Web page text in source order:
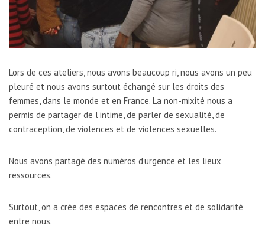
Lors de ces ateliers, nous avons beaucoup ri, nous avons un peu
pleuré et nous avons surtout échangé sur les droits des
femmes, dans le monde et en France. La non-mixité nous a
permis de partager de l’intime, de parler de sexualité, de
contraception, de violences et de violences sexuelles.
Nous avons partagé des numéros d’urgence et les lieux
ressources.
Surtout, on a crée des espaces de rencontres et de solidarité
entre nous.